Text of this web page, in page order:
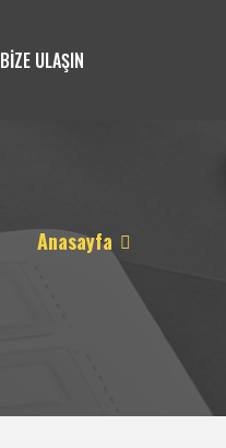
BİZE ULAŞIN
Anasayfa